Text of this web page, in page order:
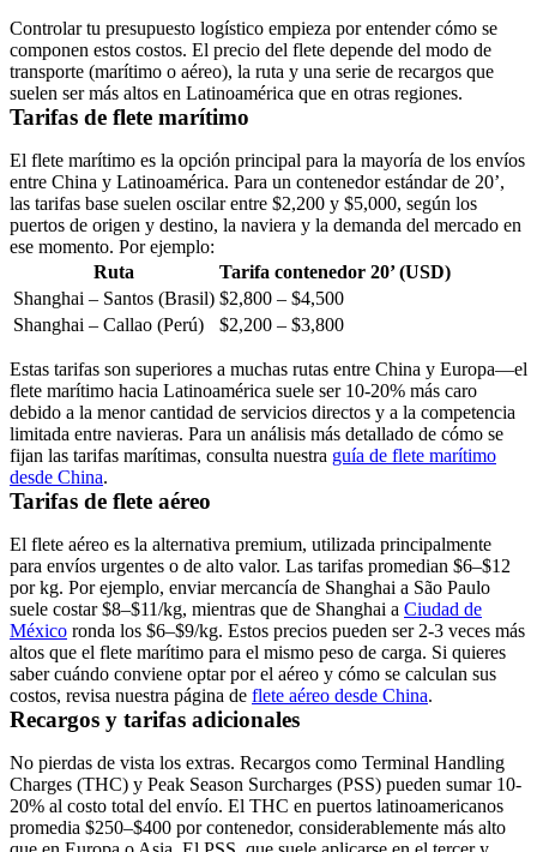
Controlar tu presupuesto logístico empieza por entender cómo se
componen estos costos. El precio del flete depende del modo de
transporte (marítimo o aéreo), la ruta y una serie de recargos que
suelen ser más altos en Latinoamérica que en otras regiones.
Tarifas de flete marítimo
El flete marítimo es la opción principal para la mayoría de los envíos
entre China y Latinoamérica. Para un contenedor estándar de 20’,
las tarifas base suelen oscilar entre $2,200 y $5,000, según los
puertos de origen y destino, la naviera y la demanda del mercado en
ese momento. Por ejemplo:
Ruta
Tarifa contenedor 20’ (USD)
Shanghai – Santos (Brasil) $2,800 – $4,500
Shanghai – Callao (Perú)
$2,200 – $3,800
Estas tarifas son superiores a muchas rutas entre China y Europa—el
flete marítimo hacia Latinoamérica suele ser 10-20% más caro
debido a la menor cantidad de servicios directos y a la competencia
limitada entre navieras. Para un análisis más detallado de cómo se
fijan las tarifas marítimas, consulta nuestra guía de flete marítimo
desde China.
Tarifas de flete aéreo
El flete aéreo es la alternativa premium, utilizada principalmente
para envíos urgentes o de alto valor. Las tarifas promedian $6–$12
por kg. Por ejemplo, enviar mercancía de Shanghai a São Paulo
suele costar$8–$11/kg, mientras que de Shanghai a Ciudad de
México ronda los $6–$9/kg. Estos precios pueden ser 2-3 veces más
altos que el flete marítimo para el mismo peso de carga. Si quieres
saber cuándo conviene optar por el aéreo y cómo se calculan sus
costos, revisa nuestra página de flete aéreo desde China.
Recargos y tarifas adicionales
No pierdas de vista los extras. Recargos como Terminal Handling
Charges (THC) y Peak Season Surcharges (PSS) pueden sumar 10-
20% al costo total del envío. El THC en puertos latinoamericanos
promedia $250–$400 por contenedor, considerablemente más alto